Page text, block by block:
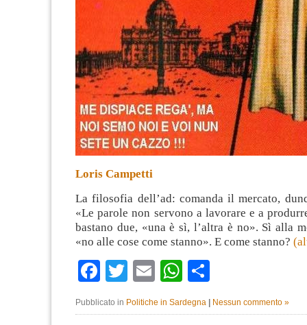
Loris Campetti
La filosofia dell’ad: comanda il mercato,
«Le parole non servono a lavorare e a
bastano due, «una è sì, l’altra è no». Sì alla
«no alle cose come stanno». E come stanno?
Facebook
TwitterEmailWhatsApp
Pubblicato in Politiche in Sardegna Nessun commento »